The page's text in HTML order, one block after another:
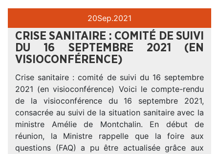
20Sep.2021
CRISE SANITAIRE : COMITÉ DE SUIVI
DU 16 SEPTEMBRE 2021 (EN
VISIOCONFÉRENCE)
Crise sanitaire : comité de suivi du 16 septembre
2021 (en visioconférence) Voici le compte-rendu
de la visioconférence du 16 septembre 2021,
consacrée au suivi de la situation sanitaire avec la
ministre Amélie de Montchalin. En début de
réunion, la Ministre rappelle que la foire aux
questions (FAQ) a pu être actualisée grâce aux